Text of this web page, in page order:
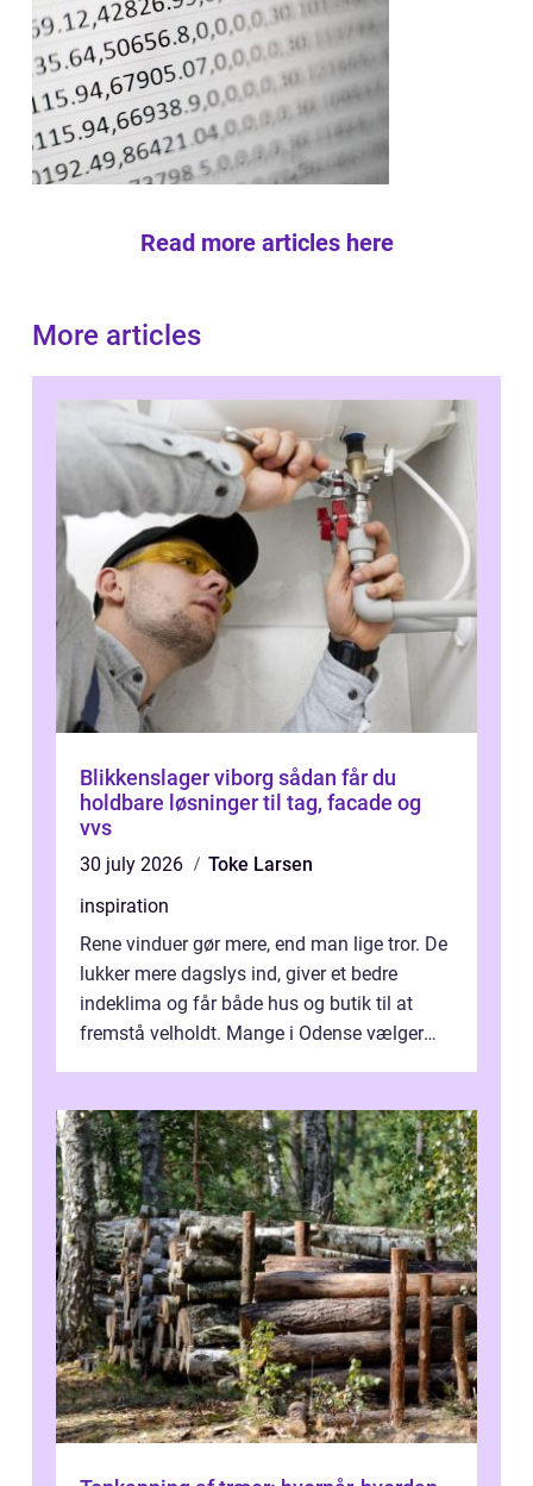
Read more articles here
More articles
Blikkenslager viborg sådan får du
holdbare løsninger til tag, facade og
vvs
30 july 2026
Toke Larsen
inspiration
Rene vinduer gør mere, end man lige tror. De
lukker mere dagslys ind, giver et bedre
indeklima og får både hus og butik til at
fremstå velholdt. Mange i Odense vælger